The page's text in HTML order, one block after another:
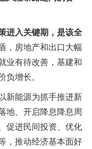
进入关键期，是该全
，房地产和出口大幅
业有待改善，基建和
负增长。
新能源为抓手推进新
地、开启降息降息周
促进民间投资、优化
，推动经济基本面好